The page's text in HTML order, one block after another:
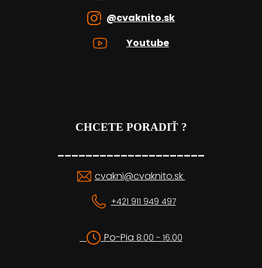
@cvaknito.sk
Youtube
CHCETE PORADIŤ ?
_____________________
cvakni@cvaknito.sk
+421 911 949 497
Po-Pia 8:00 - 16:00